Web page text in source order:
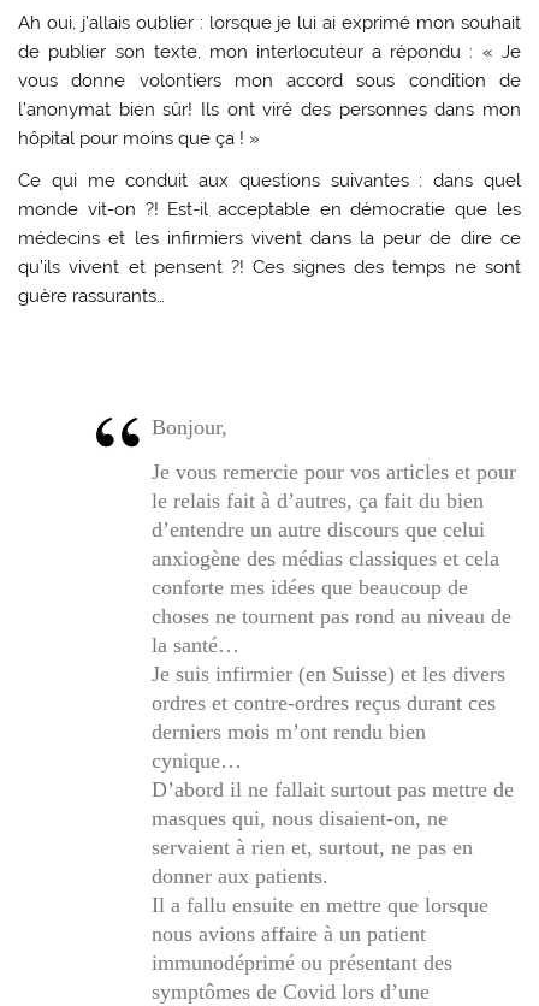
Ah oui, j’allais oublier : lorsque je lui ai exprimé mon souhait
de publier son texte, mon interlocuteur a répondu : « Je
vous donne volontiers mon accord sous condition de
l’anonymat bien sûr! Ils ont viré des personnes dans mon
hôpital pour moins que ça ! »
Ce qui me conduit aux questions suivantes : dans quel
monde vit-on ?! Est-il acceptable en démocratie que les
médecins et les infirmiers vivent dans la peur de dire ce
qu’ils vivent et pensent ?! Ces signes des temps ne sont
guère rassurants…
Bonjour,
Je vous remercie pour vos articles et pour
le relais fait à d’autres, ça fait du bien
d’entendre un autre discours que celui
anxiogène des médias classiques et cela
conforte mes idées que beaucoup de
choses ne tournent pas rond au niveau de
la santé…
Je suis infirmier (en Suisse) et les divers
ordres et contre-ordres reçus durant ces
derniers mois m’ont rendu bien
cynique…
D’abord il ne fallait surtout pas mettre de
masques qui, nous disaient-on, ne
servaient à rien et, surtout, ne pas en
donner aux patients.
Il a fallu ensuite en mettre que lorsque
nous avions affaire à un patient
immunodéprimé ou présentant des
symptômes de Covid lors d’une